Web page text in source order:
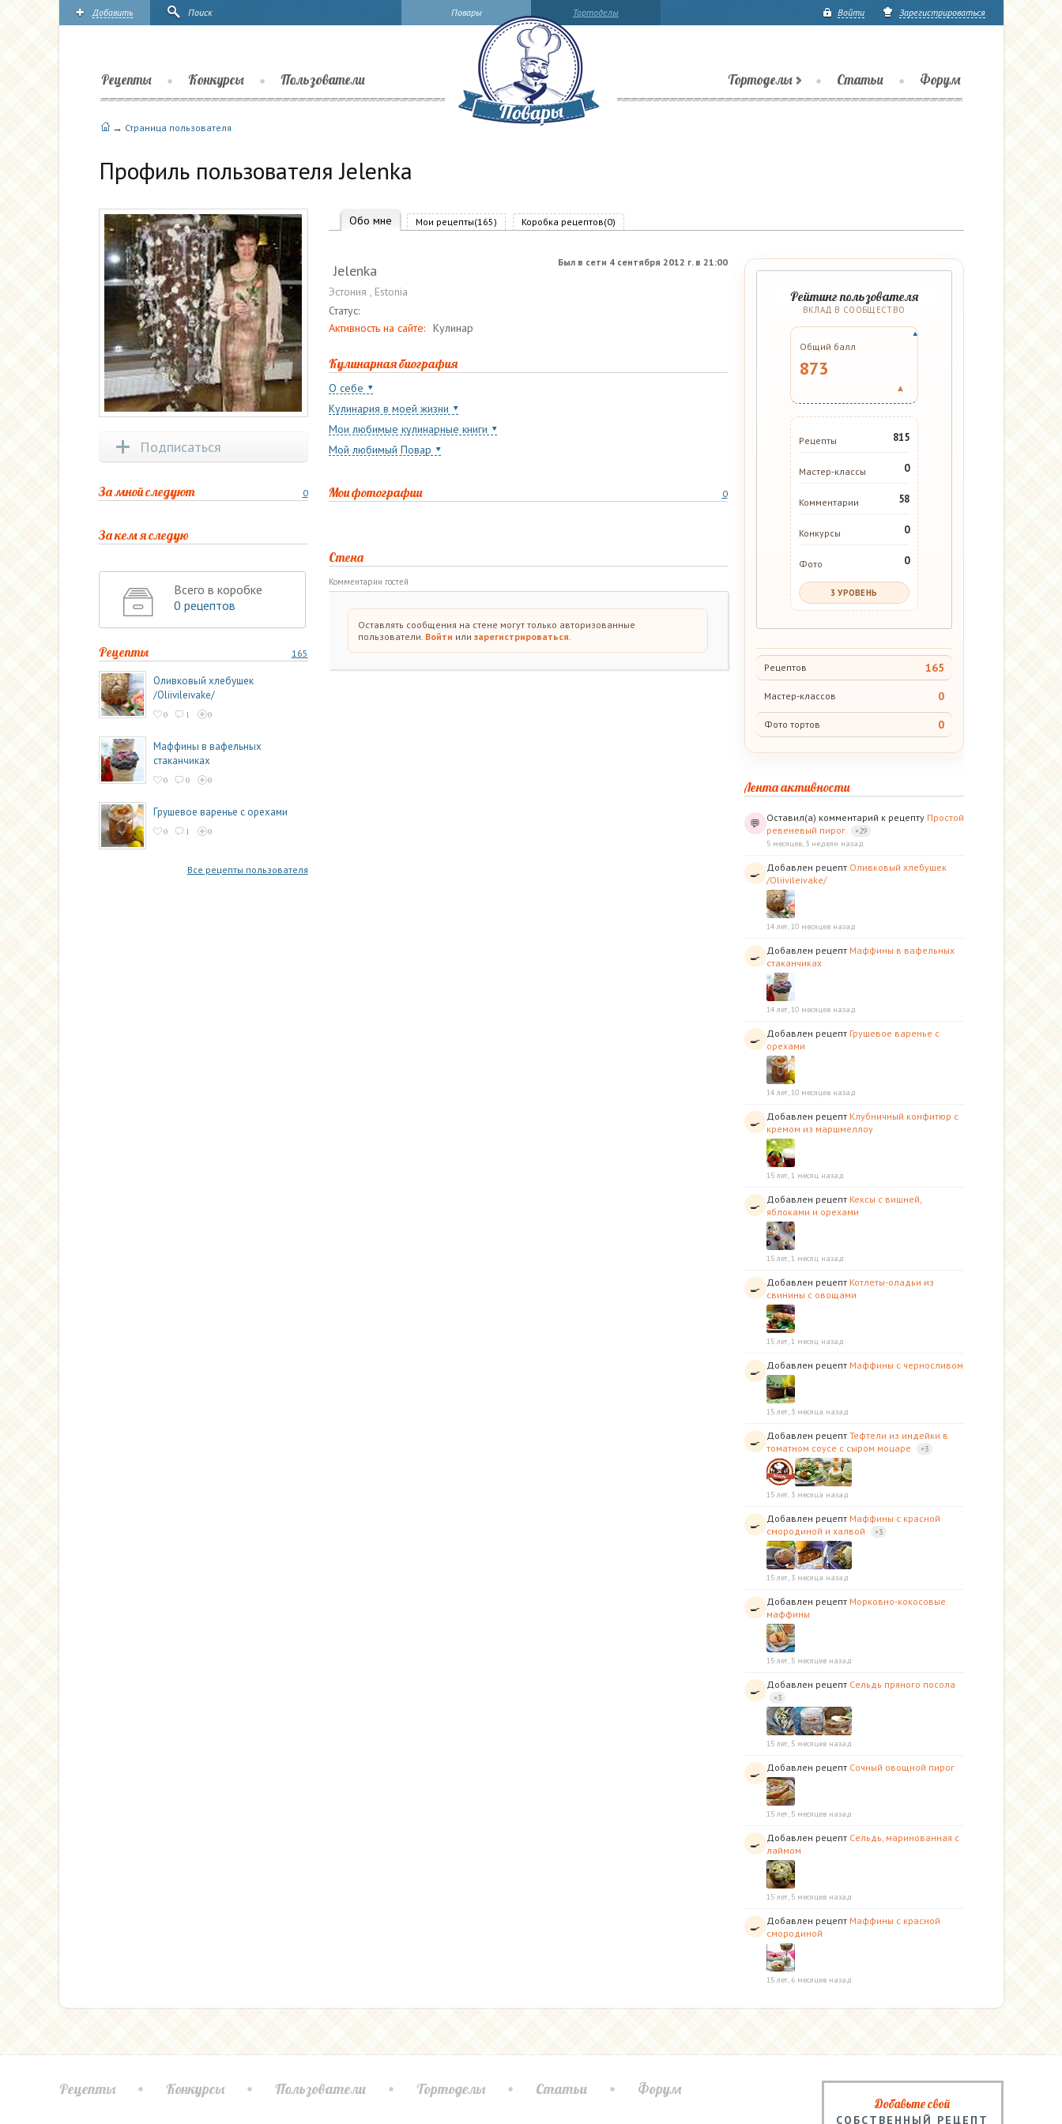
Тортоделы
Повары Войти Зарегистрироваться
Добавить Поиск
Тортоделы Статьи Форум
Рецепты Конкурсы Пользователи
→ Страница пользователя
Профиль пользователя Jelenka
Обо мне Мои рецепты(165) Коробка рецептов(0)
Jelenka Был в сети 4 сентября 2012 г. в 21:00
Эстония , Estonia
Статус:
Активность на сайте: Кулинар
Кулинарная биография
О себе
Кулинария в моей жизни
Мои любимые кулинарные книги
Мой любимый Повар
0
Мои фотографии
Стена
Комментарии гостей
Оставлять сообщения на стене могут только авторизованные
пользователи. Войти или зарегистрироваться.
Рейтинг пользователя
ВКЛАД В СООБЩЕСТВО
Общий балл
873
▾
Рецепты 815
Мастер-классы 0
Комментарии 58
Конкурсы 0
Фото 0
3 УРОВЕНЬ
Рецептов 165
Мастер-классов 0
Фото тортов 0
Лента активности
💬 Оставил(а) комментарий к рецепту Простой
ревеневый пирог
×29
5 месяцев, 3 недели назад
🍳 Добавлен рецепт Оливковый хлебушек
/Oliivileivake/
14 лет, 10 месяцев назад
🍳 Добавлен рецепт Маффины в вафельных
стаканчиках
14 лет, 10 месяцев назад
🍳 Добавлен рецепт Грушевое варенье с
орехами
14 лет, 10 месяцев назад
🍳 Добавлен рецепт Клубничный конфитюр с
кремом из маршмеллоу
15 лет, 1 месяц назад
🍳 Добавлен рецепт Кексы с вишней,
яблоками и орехами
15 лет, 1 месяц назад
🍳 Добавлен рецепт Котлеты-оладьи из
свинины с овощами
15 лет, 1 месяц назад
🍳 Добавлен рецепт Маффины с черносливом
15 лет, 3 месяца назад
🍳 Добавлен рецепт Тефтели из индейки в
томатном соусе с сыром моцаре
×3
15 лет, 3 месяца назад
🍳 Добавлен рецепт Маффины с красной
смородиной и халвой
×3
15 лет, 3 месяца назад
🍳 Добавлен рецепт Морковно-кокосовые
маффины
15 лет, 5 месяцев назад
🍳 Добавлен рецепт Сельдь пряного посола
×3
15 лет, 5 месяцев назад
🍳 Добавлен рецепт Сочный овощной пирог
15 лет, 5 месяцев назад
🍳 Добавлен рецепт Сельдь, маринованная с
лаймом
15 лет, 5 месяцев назад
🍳 Добавлен рецепт Маффины с красной
смородиной
15 лет, 6 месяцев назад
Подписаться
0
За мной следуют
За кем я следую
Всего в коробке
0 рецептов
165
Рецепты
Оливковый хлебушек
/Oliivileivake/
0 1 0
Маффины в вафельных
стаканчиках
0 0 0
Грушевое варенье с орехами
0 1 0
Все рецепты пользователя
Добавьте свой
СОБСТВЕННЫЙ РЕЦЕПТ
Рецепты Конкурсы Пользователи Тортоделы Статьи Форум